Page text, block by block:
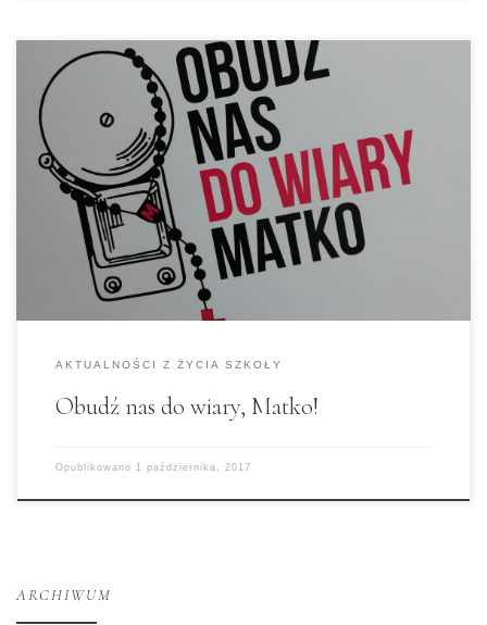
Październik jest miesiącem, który poświęcony
jest modlitwie różańcowej. Do codziennej
modlitwy w tej właśnie formie zachęca nas
dekoracja szkolna, którą z pietyzmem
przygotował dla nas o. Grzegorz. Na korytarzach
pojawiły się obraz Matki Boskiej
Częstochowskiej oraz figura Matki Bożej
Fatimskiej. Na ścianach, drzwiach oraz oknach
korytarzy i klas rozwieszone zostały […]
AKTUALNOŚCI Z ŻYCIA SZKOŁY
Obudź nas do wiary, Matko!
Opublikowano 1 października, 2017
ARCHIWUM